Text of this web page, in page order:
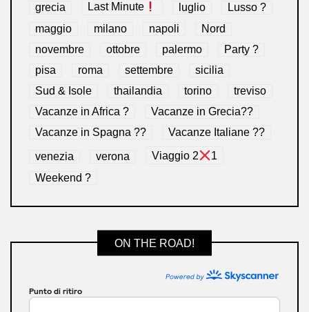
grecia Last Minute luglio
Lusso ?
maggio
milano napoli
Nord
novembre
ottobre palermo
Party ?
pisa
roma settembre
sicilia
Sud & Isole
thailandia torino
treviso
Vacanze in Africa ?
Vacanze in Grecia??
Vacanze in Spagna ??
Vacanze Italiane ??
venezia verona Viaggio 2
1
Weekend ?
ON THE ROAD!